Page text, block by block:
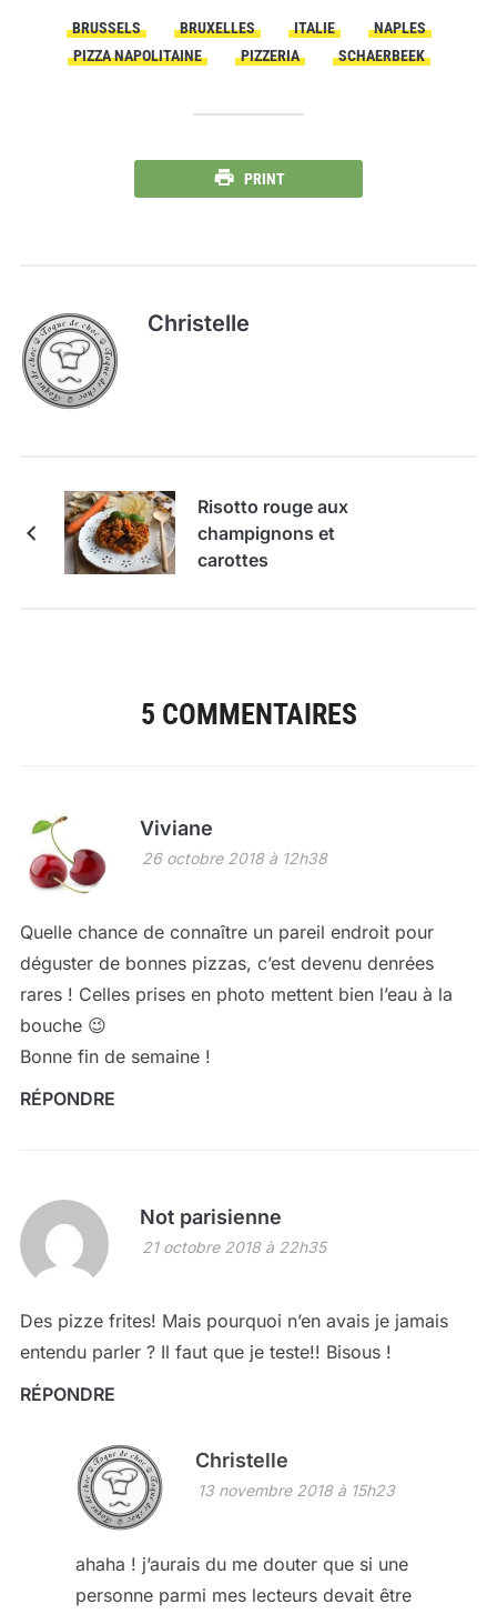
BRUSSELS BRUXELLES ITALIE
NAPLES
PIZZA NAPOLITAINE
PIZZERIA SCHAERBEEK
PRINT
Christelle
Risotto rouge aux
champignons et
carottes
5 COMMENTAIRES
Viviane
26 octobre 2018 à 12h38
Quelle chance de connaître un pareil endroit pour
déguster de bonnes pizzas, c’est devenu denrées
rares ! Celles prises en photo mettent bien l’eau à la
bouche 😉
Bonne fin de semaine !
RÉPONDRE
Not parisienne
21 octobre 2018 à 22h35
Des pizze frites! Mais pourquoi n’en avais je jamais
entendu parler ? Il faut que je teste!! Bisous !
RÉPONDRE
Christelle
13 novembre 2018 à 15h23
ahaha ! j’aurais du me douter que si une
personne parmi mes lecteurs devait être